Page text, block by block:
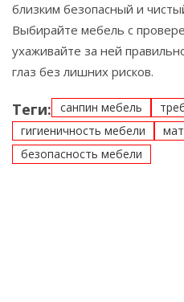
близким безопасный и
Выбирайте мебель с
ухаживайте за ней
глаз без лишних рисков.
Теги: санпин мебель
гигиеничность мебели
безопасность мебели